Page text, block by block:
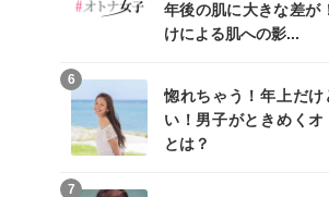
年後の肌に大きな差が
けによる肌への影...
惚れちゃう！年上だけ
い！男子がときめくオ
とは？
6
7